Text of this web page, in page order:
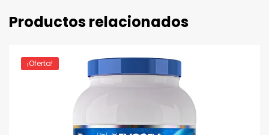
Productos relacionados
¡Oferta!